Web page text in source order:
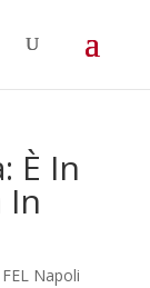
È In
In
FEL Napoli